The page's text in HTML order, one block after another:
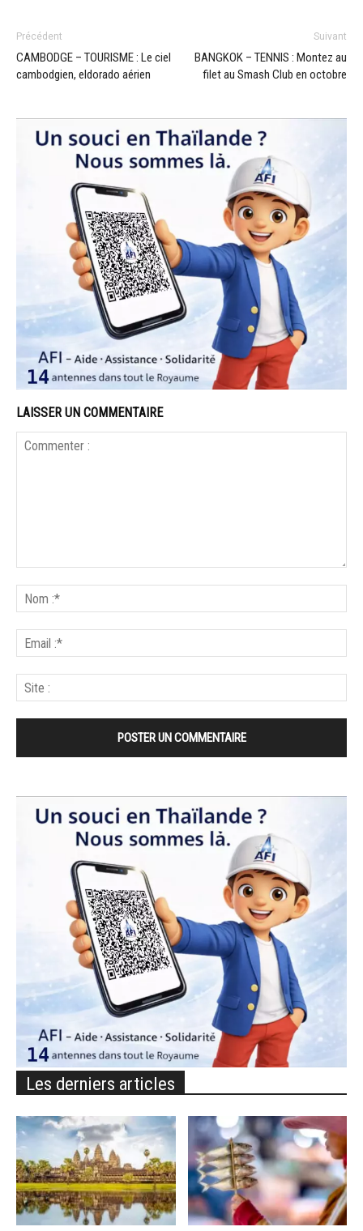
Précédent
CAMBODGE – TOURISME : Le ciel
cambodgien, eldorado aérien
Suivant
BANGKOK – TENNIS : Montez au
filet au Smash Club en octobre
LAISSER UN COMMENTAIRE
Les derniers articles